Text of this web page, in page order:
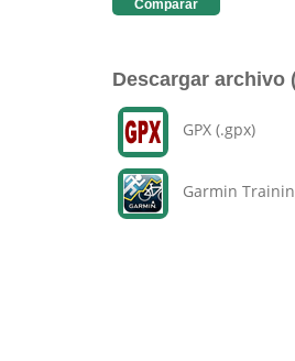
Comparar
Descargar archivo
GPX (.gpx)
Garmin